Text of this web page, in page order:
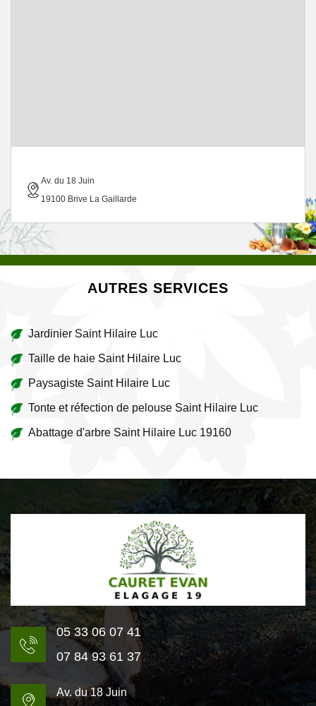
Av. du 18 Juin
19100 Brive La Gaillarde
AUTRES SERVICES
Jardinier Saint Hilaire Luc
Taille de haie Saint Hilaire Luc
Paysagiste Saint Hilaire Luc
Tonte et réfection de pelouse Saint Hilaire Luc
Abattage d'arbre Saint Hilaire Luc 19160
05 33 06 07 41
07 84 93 61 37
Av. du 18 Juin